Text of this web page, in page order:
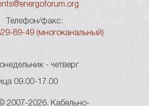
Телефон/факс:
89-49 (многоканальный)
- четверг
09.00-17.00
2007-2026. Кабельно-